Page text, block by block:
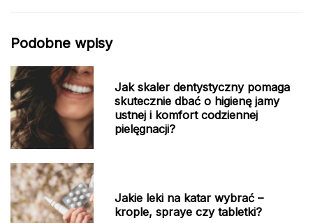
Podobne wpisy
Jak skaler dentystyczny pomaga
skutecznie dbać o higienę jamy
ustnej i komfort codziennej
pielęgnacji?
Jakie leki na katar wybrać –
krople, spraye czy tabletki?